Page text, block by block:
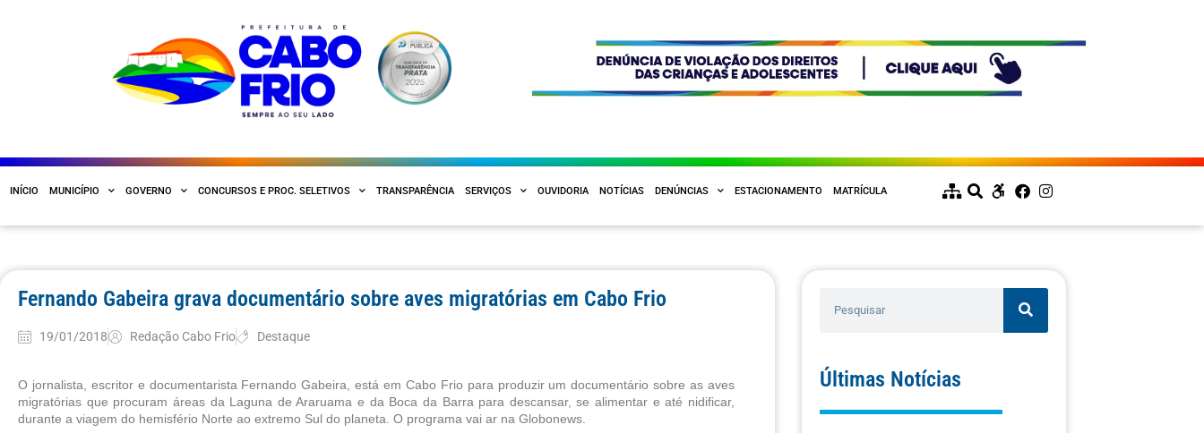
INÍCIO MUNICÍPIO GOVERNO CONCURSOS E PROC. SELETIVOS TRANSPARÊNCIA SERVIÇOS OUVIDORIA NOTÍCIAS DENÚNCIAS ESTACIONAMENTO MATRÍCULA
Fernando Gabeira grava documentário sobre aves migratórias em Cabo Frio
19/01/2018 Redação Cabo Frio Destaque
O jornalista, escritor e documentarista Fernando Gabeira, está em Cabo Frio para produzir um documentário sobre as aves
migratórias que procuram áreas da Laguna de Araruama e da Boca da Barra para descansar, se alimentar e até nidificar,
durante a viagem do hemisfério Norte ao extremo Sul do planeta. O programa vai ar na Globonews.
Últimas Notícias